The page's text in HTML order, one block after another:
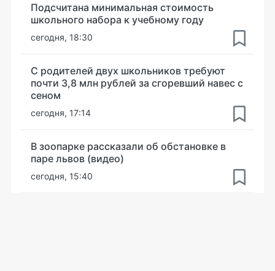
Подсчитана минимальная стоимость
школьного набора к учебному году
сегодня, 18:30
С родителей двух школьников требуют
почти 3,8 млн рублей за сгоревший навес с
сеном
сегодня, 17:14
В зоопарке рассказали об обстановке в
паре львов (видео)
сегодня, 15:40